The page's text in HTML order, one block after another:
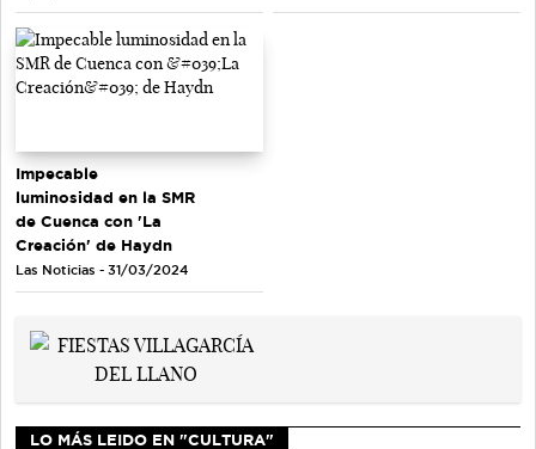
Impecable
luminosidad en la SMR
de Cuenca con 'La
Creación' de Haydn
Las Noticias - 31/03/2024
LO MÁS LEIDO EN "CULTURA"